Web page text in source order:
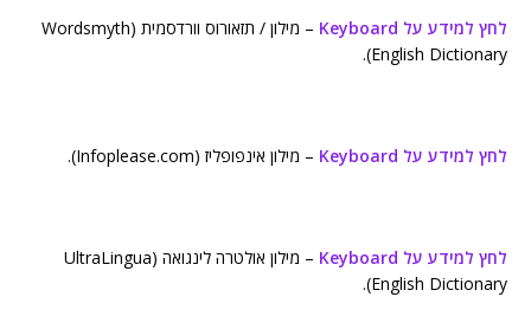
לחץ למידע על Keyboard
– מילון / תזאורוס וורדסמית (Wordsmyth
English Dictionary).
לחץ למידע על Keyboard – מילון אינפופליז (Infoplease.com).
לחץ למידע על Keyboard
– מילון אולטרה לינגואה (UltraLingua
English Dictionary).